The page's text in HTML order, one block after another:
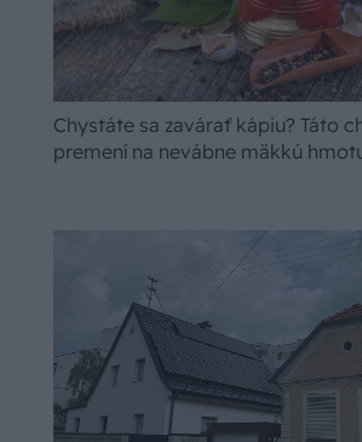
Chystáte sa zavárať kápiu? Táto
premení na nevábne mäkkú